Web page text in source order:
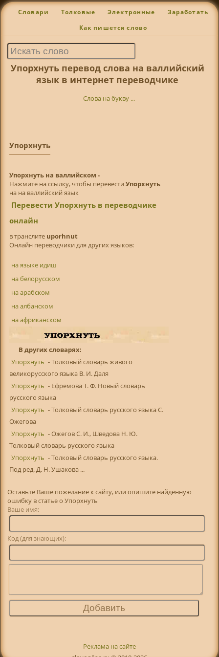
Словари Толковые Электронные Заработать
Как пишется слово
Упорхнуть перевод слова на валлийский
язык в интернет переводчике
Слова на букву ...
Упорхнуть
Упорхнуть на валлийском -
Нажмите на ссылку, чтобы перевести Упорхнуть
на на валлийский язык
Перевести Упорхнуть в переводчике
онлайн
в транслитe uporhnut
Онлайн переводчики для других языков:
на языке идиш
на белорусском
на арабском
на албанском
на африканском
В других словарях:
Упорхнуть - Толковый словарь живого
великорусского языка В. И. Даля
Упорхнуть - Ефремова Т. Ф. Новый словарь
русского языка
Упорхнуть - Толковый словарь русского языка С.
Ожегова
Упорхнуть - Ожегов С. И., Шведова Н. Ю.
Толковый словарь русского языка
Упорхнуть - Толковый словарь русского языка.
Под ред. Д. Н. Ушакова ...
Оставьте Ваше пожелание к сайту, или опишите найденную
ошибку в статье о Упорхнуть
Ваше имя:
Код (для знающих):
Реклама на сайте